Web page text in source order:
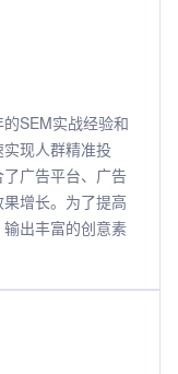
SEM实战经验和
现人群精准投
广告平台、广告
增长。为了提高
出丰富的创意素